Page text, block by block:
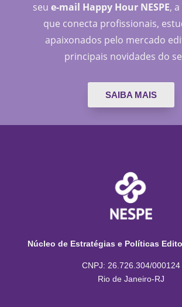
seue-mail Happy Hour NESPE,
que conecta profissionais,
apaixonados pelo mercado
principais novidades do
SAIBA MAIS
Núcleo de Estratégias e Políticas
CNPJ: 26.726.304/000124
Rio de Janeiro-RJ